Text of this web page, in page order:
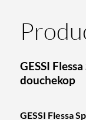
GESSI
douchekop
GESSI Flessa